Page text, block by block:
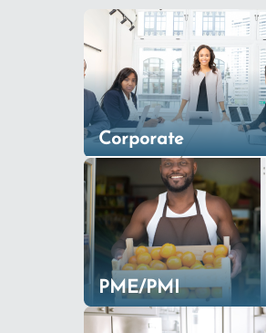
Corporate
PME/PMI